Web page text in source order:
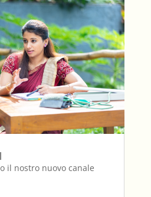
il nostro nuovo canale